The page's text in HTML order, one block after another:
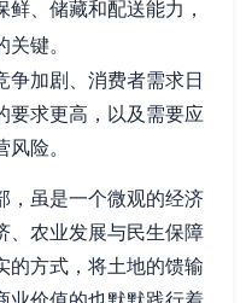
、储藏和配送能力，
键。
争加剧、消费者需求日
要求更高，以及需要应
险。
，虽是一个微观的经济
、农业发展与民生保障
的方式，将土地的馈输